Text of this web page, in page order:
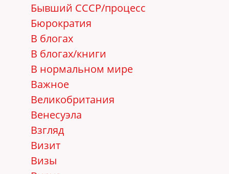
Бывший СССР/процесс
Бюрократия
В блогах
В блогах/книги
В нормальном мире
Важное
Великобритания
Венесуэла
Взгляд
Визит
Визы